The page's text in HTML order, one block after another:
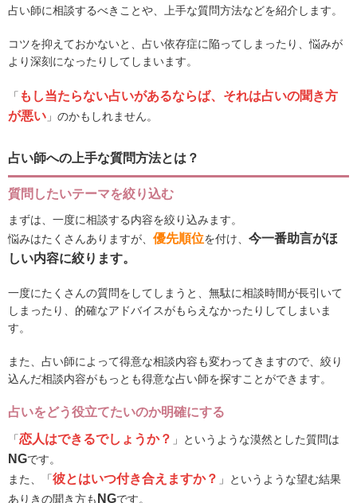
占い師に相談するべきことや、上手な質問方法などを紹介します。
コツを抑えておかないと、占い依存症に陥ってしまったり、悩みが
より深刻になったりしてしまいます。
「 もし当たらない占いがあるならば、それは占いの聞き方
が悪い 」のかもしれません。
占い師への上手な質問方法とは？
質問したいテーマを絞り込む
まずは、一度に相談する内容を絞り込みます。
悩みはたくさんありますが、 優先順位を付け、 今一番助言がほ
しい内容に絞ります。
一度にたくさんの質問をしてしまうと、無駄に相談時間が長引いて
しまったり、的確なアドバイスがもらえなかったりしてしまいま
す。
また、占い師によって得意な相談内容も変わってきますので、絞り
込んだ相談内容がもっとも得意な占い師を探すことができます。
占いをどう役立てたいのか明確にする
「恋人はできるでしょうか？ 」というような漠然とした質問は
NGです。
また、「彼とはいつ付き合えますか？ 」というような望む結果
ありきの聞き方も NGです。